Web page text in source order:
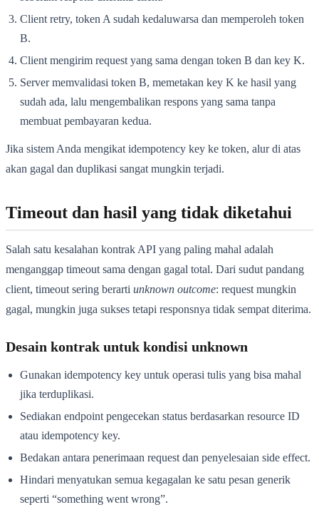
Client retry, token A sudah kedaluwarsa dan memperoleh token
B.
Client mengirim request yang sama dengan token B dan key K.
Server memvalidasi token B, memetakan key K ke hasil yang
sudah ada, lalu mengembalikan respons yang sama tanpa
membuat pembayaran kedua.
Jika sistem Anda mengikat idempotency key ke token, alur di atas
akan gagal dan duplikasi sangat mungkin terjadi.
Timeout dan hasil yang tidak diketahui
Salah satu kesalahan kontrak API yang paling mahal adalah
menganggap timeout sama dengan gagal total. Dari sudut pandang
client, timeout sering berarti unknown outcome: request mungkin
gagal, mungkin juga sukses tetapi responsnya tidak sempat diterima.
Desain kontrak untuk kondisi unknown
Gunakan idempotency key untuk operasi tulis yang bisa mahal
jika terduplikasi.
Sediakan endpoint pengecekan status berdasarkan resource ID
atau idempotency key.
Bedakan antara penerimaan request dan penyelesaian side effect.
Hindari menyatukan semua kegagalan ke satu pesan generik
seperti “something went wrong”.